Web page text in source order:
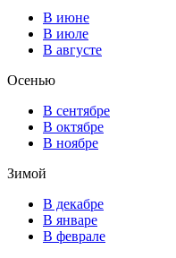
В июне
В июле
В августе
Осенью
В сентябре
В октябре
В ноябре
Зимой
В декабре
В январе
В феврале